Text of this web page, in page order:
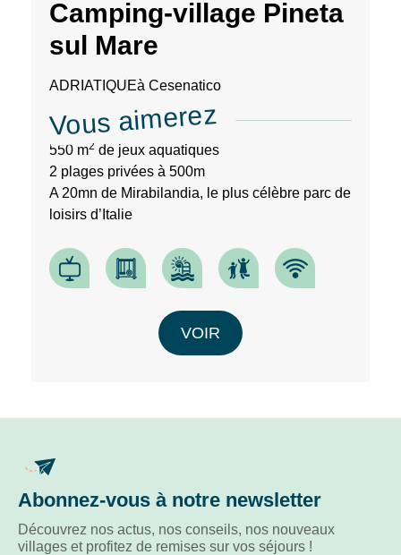
Camping-village Pineta
sul Mare
ADRIATIQUEà Cesenatico
Vous aimerez
550 m2 de jeux aquatiques
2 plages privées à 500m
A 20mn de Mirabilandia, le plus célèbre parc de
loisirs d’Italie
VOIR
Abonnez-vous à notre newsletter
Découvrez nos actus, nos conseils, nos nouveaux
villages et profitez de remises sur vos séjours !
de
site